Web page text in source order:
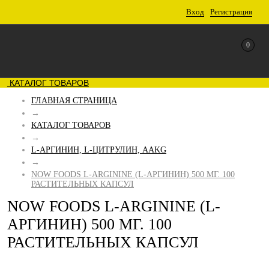
Вход Регистрация
0
КАТАЛОГ ТОВАРОВ
ГЛАВНАЯ СТРАНИЦА
→
КАТАЛОГ ТОВАРОВ
→
L-АРГИНИН, L-ЦИТРУЛИН, AAKG
→
NOW FOODS L-ARGININE (L-АРГИНИН) 500 МГ. 100
РАСТИТЕЛЬНЫХ КАПСУЛ
NOW FOODS L-ARGININE (L-
АРГИНИН) 500 МГ. 100
РАСТИТЕЛЬНЫХ КАПСУЛ